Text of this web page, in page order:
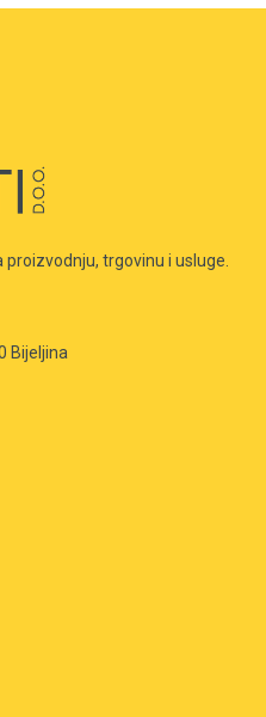
proizvodnju, trgovinu i usluge.
Bijeljina